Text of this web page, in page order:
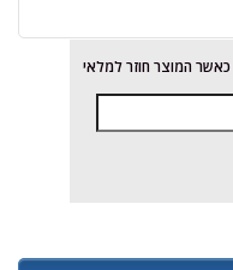
כאשר המוצר חוזר למלאי